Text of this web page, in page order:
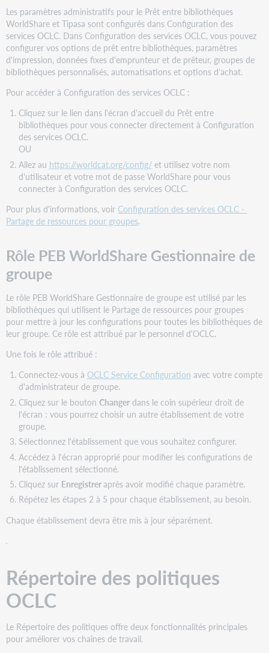
Les paramètres administratifs pour le Prêt entre bibliothèques
WorldShare et Tipasa sont configurés dans Configuration des
services OCLC. Dans Configuration des services OCLC, vous pouvez
configurer vos options de prêt entre bibliothèques, paramètres
d'impression, données fixes d'emprunteur et de prêteur, groupes de
bibliothèques personnalisés, automatisations et options d'achat.
Pour accéder à Configuration des services OCLC :
Cliquez sur le lien dans l'écran d'accueil du Prêt entre
bibliothèques pour vous connecter directement à Configuration
des services OCLC.
OU
Allez au https://worldcat.org/config/et utilisez votre nom
d'utilisateur et votre mot de passe WorldShare pour vous
connecter à Configuration des services OCLC.
Pour plus d'informations, voir Configuration des services OCLC -
Partage de ressources pour groupes.
Rôle PEB WorldShare Gestionnaire de
groupe
Le rôle PEB WorldShare Gestionnaire de groupe est utilisé par les
bibliothèques qui utilisent le Partage de ressources pour groupes
pour mettre à jour les configurations pour toutes les bibliothèques de
leur groupe. Ce rôle est attribué par le personnel d'OCLC.
Une fois le rôle attribué :
Connectez-vous à OCLC Service Configuration avec votre compte
d'administrateur de groupe.
Cliquez sur le bouton Changerdans le coin supérieur droit de
l'écran : vous pourrez choisir un autre établissement de votre
groupe.
Sélectionnez l'établissement que vous souhaitez configurer.
Accédez à l'écran approprié pour modifier les configurations de
l'établissement sélectionné.
Cliquez sur Enregistreraprès avoir modifié chaque paramètre.
Répétez les étapes 2 à 5 pour chaque établissement, au besoin.
Chaque établissement devra être mis à jour séparément.
Répertoire des politiques
OCLC
Le Répertoire des politiques offre deux fonctionnalités principales
pour améliorer vos chaînes de travail.